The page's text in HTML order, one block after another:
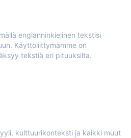
englanninkielinen tekstisi
Käyttöliittymämme on
tekstiä eri pituuksilta.
kulttuurikonteksti ja kaikki muut